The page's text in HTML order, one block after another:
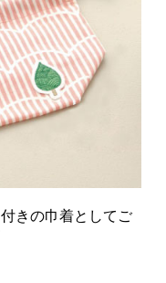
きの巾着としてご